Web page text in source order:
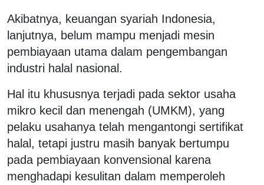
Akibatnya, keuangan syariah Indonesia,
lanjutnya, belum mampu menjadi mesin
pembiayaan utama dalam pengembangan
industri halal nasional.
Hal itu khususnya terjadi pada sektor usaha
mikro kecil dan menengah (UMKM), yang
pelaku usahanya telah mengantongi sertifikat
halal, tetapi justru masih banyak bertumpu
pada pembiayaan konvensional karena
menghadapi kesulitan dalam memperoleh